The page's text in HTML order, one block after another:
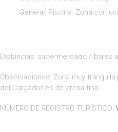
General: Piscina. Zona con
Distancias: supermercado / bares
Observaciones: Zona muy
del Cargador es de arena fina.
NÚMERO DE REGISTRO TURÍSTICO: